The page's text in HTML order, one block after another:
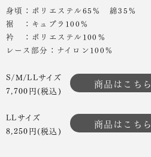
身頃：ポリエステル65％ 綿35％
裾 ：キュプラ100％
衿 ：ポリエステル100％
レース部分：ナイロン100％
S/M/LLサイズ
7,700円(税込)
商品はこちら
LLサイズ
8,250円(税込)
商品はこちら